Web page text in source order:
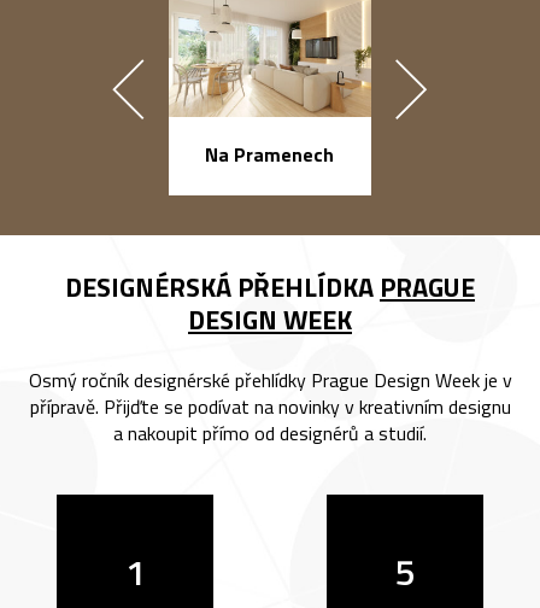
Na Pramenech
DESIGNÉRSKÁ PŘEHLÍDKA PRAGUE
DESIGN WEEK
Osmý ročník designérské přehlídky Prague Design Week je v
přípravě. Přijďte se podívat na novinky v kreativním designu
a nakoupit přímo od designérů a studií.
1 5